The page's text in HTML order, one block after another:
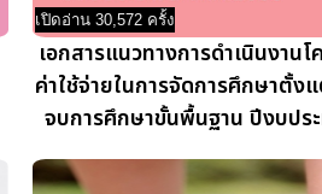
เปิดอ่าน 30,572 ครั้ง
เอกสารแนวทางการดำเนินงาน
ค่าใช้จ่ายในการจัดการศึกษาตั้ง
จบการศึกษาขั้นพื้นฐาน ปีงบปร